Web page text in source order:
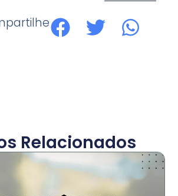
Relacionados